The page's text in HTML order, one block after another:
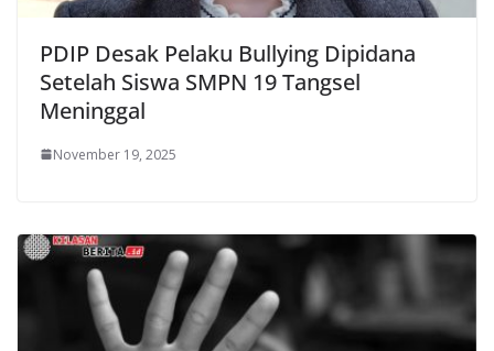
PDIP Desak Pelaku Bullying Dipidana
Setelah Siswa SMPN 19 Tangsel
Meninggal
November 19, 2025